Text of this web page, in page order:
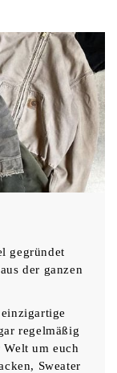
gegründet
der ganzen
regelmäßig
um euch
Sweater